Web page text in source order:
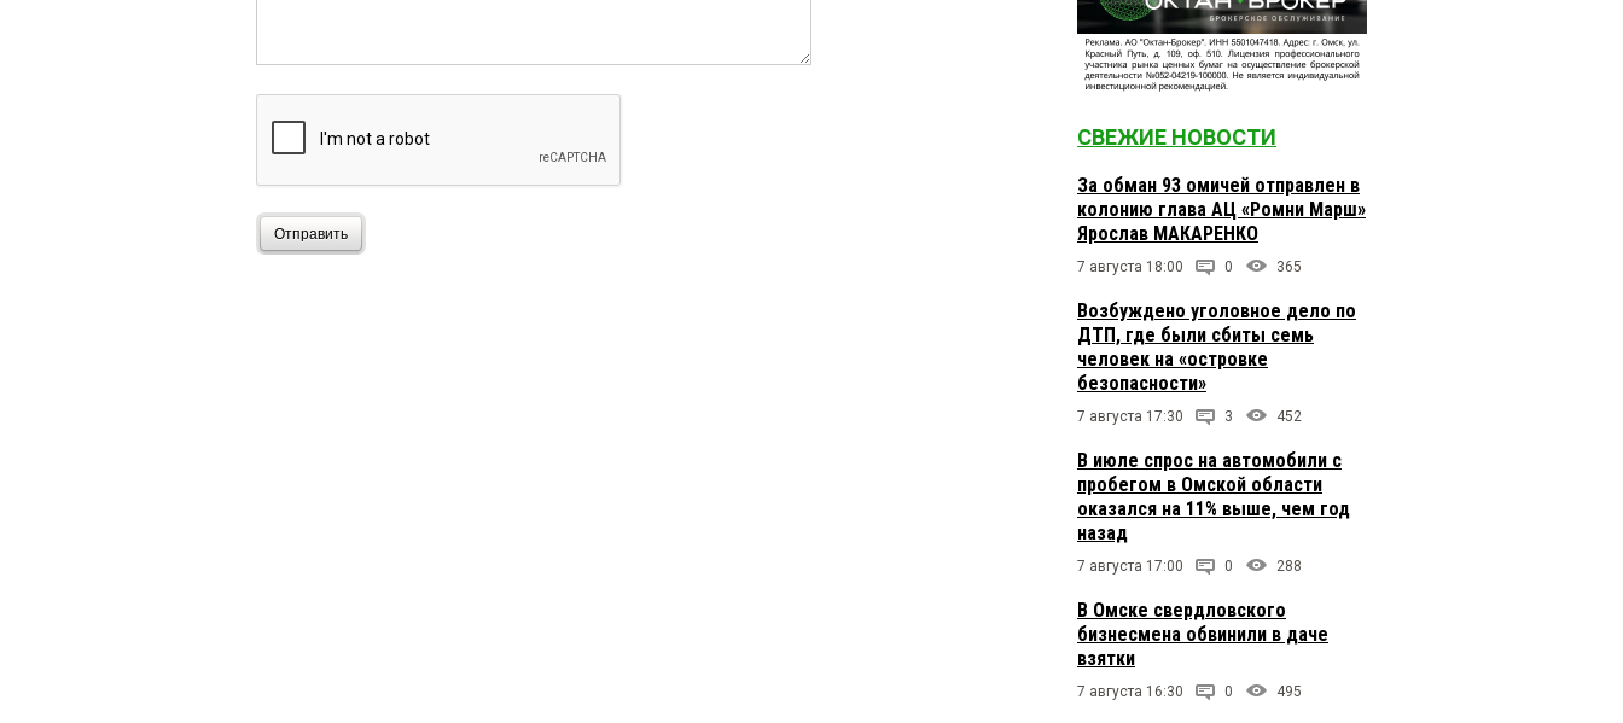
Отправить
СВЕЖИЕ НОВОСТИ
За обман 93 омичей отправлен в
колонию глава АЦ «Ромни Марш»
Ярослав МАКАРЕНКО
7 августа 18:00 0 365
Возбуждено уголовное дело по
ДТП, где были сбиты семь
человек на «островке
безопасности»
7 августа 17:30 3 452
В июле спрос на автомобили с
пробегом в Омской области
оказался на 11% выше, чем год
назад
7 августа 17:00 0 288
В Омске свердловского
бизнесмена обвинили в даче
взятки
7 августа 16:30 0 495